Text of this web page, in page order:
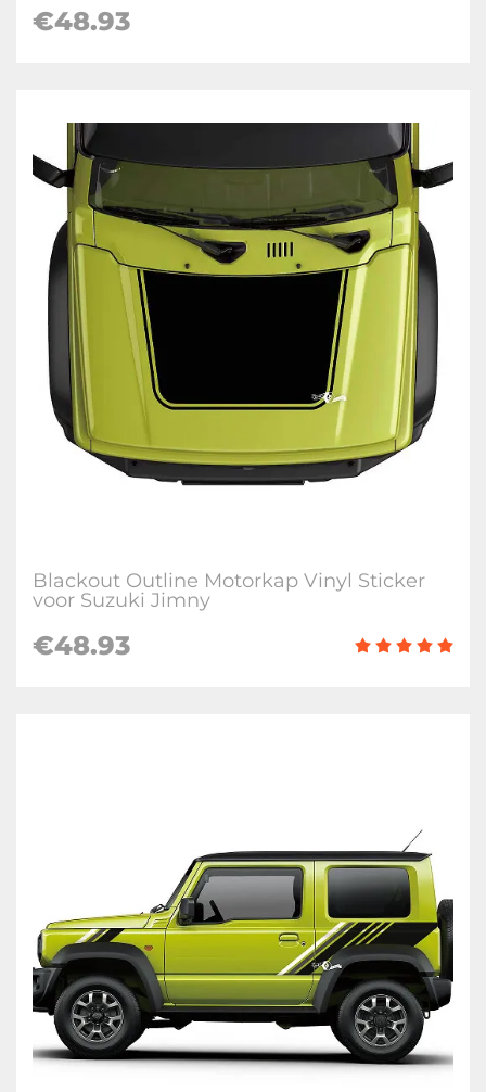
€48.93
Blackout Outline Motorkap Vinyl Sticker
voor Suzuki Jimny
€48.93